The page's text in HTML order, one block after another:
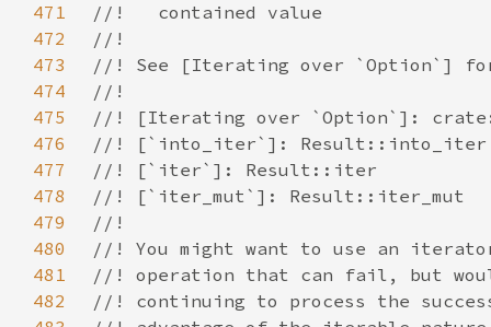
471
472
473
474
475
476
477
478
479
480
481
482